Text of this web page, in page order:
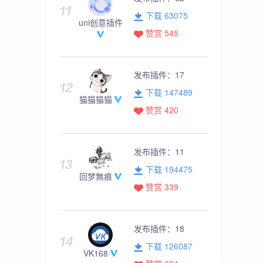
uni创意插件
下载 63075
赞赏 545
猫猫猫猫
发布插件： 17
下载 147489
赞赏 420
回梦無痕
发布插件： 11
下载 194475
赞赏 339
VK168
发布插件： 18
下载 126087